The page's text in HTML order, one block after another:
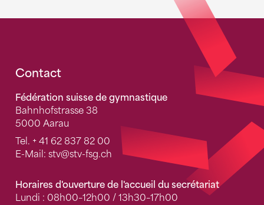
Fusszeile
Contact
Fédération suisse de gymnastique
Bahnhofstrasse 38
5000 Aarau
Tel. + 41 62 837 82 00
E-Mail: stv@stv-fsg.ch
Horaires d'ouverture de l'accueil du secrétariat
Lundi : 08h00–12h00 / 13h30–17h00